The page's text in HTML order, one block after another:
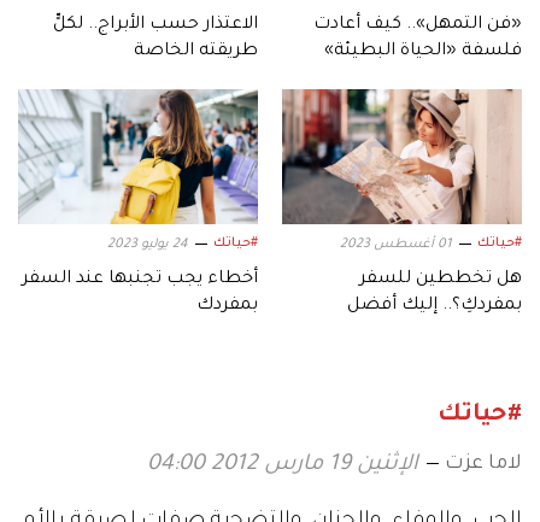
«فن التمهل».. كيف أعادت
فلسفة «الحياة البطيئة»
الاعتذار حسب الأبراج.. لكلٍّ
طريقته الخاصة
#حياتك 01 أغسطس 2023
هل تخططين للسفر
بمفردكِ؟.. إليك أفضل
#حياتك 24 يوليو 2023
أخطاء يجب تجنبها عند السفر
بمفردك
#حياتك
لاما عزت الإثنين 19 مارس 2012 04:00